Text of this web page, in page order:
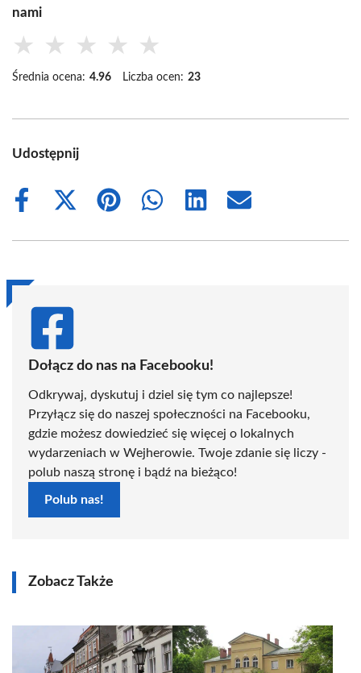
nami
★ ★ ★ ★ ★
Średnia ocena: 4.96 Liczba ocen: 23
Udostępnij
Share
Share
(Twitter)
Share
Share
Share
Share
Dołącz do nas na Facebooku!
Odkrywaj, dyskutuj i dziel się tym co najlepsze!
Przyłącz się do naszej społeczności na Facebooku,
gdzie możesz dowiedzieć się więcej o lokalnych
wydarzeniach w Wejherowie. Twoje zdanie się liczy -
polub naszą stronę i bądź na bieżąco!
Polub nas!
Zobacz Także